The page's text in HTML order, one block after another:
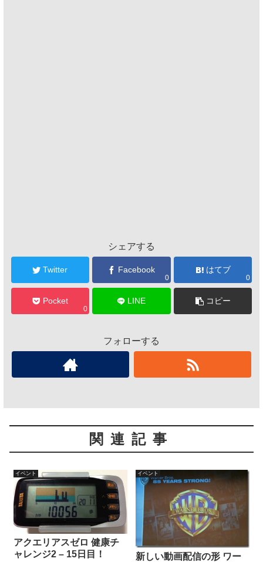
シェアする
Twitter Facebook
0
はてブ
0
Pocket
0
LINE コピー
フォローする
関連記事
イベント
アクエリアスゼロ 健康チ
ャレンジ2 – 15日目！
イベント
新しい動画配信の形 ワー